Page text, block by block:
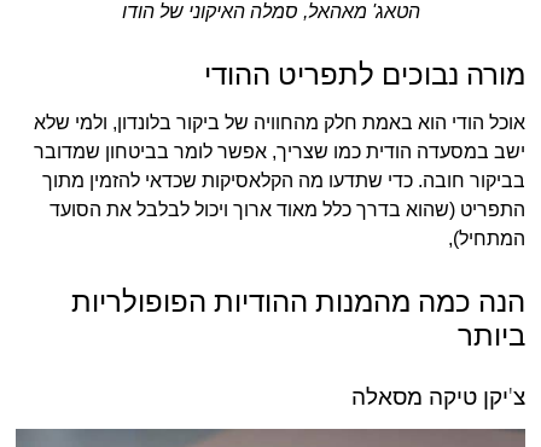
הטאג' מאהאל, סמלה האיקוני של הודו
מורה נבוכים לתפריט ההודי
אוכל הודי הוא באמת חלק מהחוויה של ביקור בלונדון, ולמי שלא
ישב במסעדה הודית כמו שצריך, אפשר לומר בביטחון שמדובר
בביקור חובה. כדי שתדעו מה הקלאסיקות שכדאי להזמין מתוך
התפריט (שהוא בדרך כלל מאוד ארוך ויכול לבלבל את הסועד
המתחיל),
הנה כמה מהמנות ההודיות הפופולריות
ביותר
צ'יקן טיקה מסאלה